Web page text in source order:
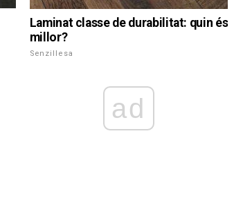
Laminat classe de durabilitat: quin és
millor?
Senzillesa
ad